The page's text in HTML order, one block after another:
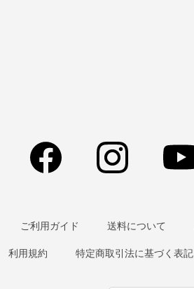
ご利用ガイド 送料について
利用規約 特定商取引法に基づく表記